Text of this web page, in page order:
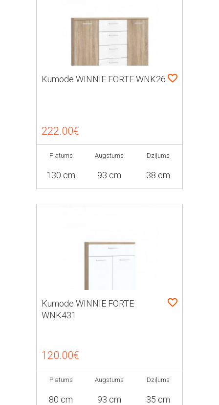
Kumode WINNIE FORTE WNK26
222.00€
Platums
130 cm
Augstums
93 cm
Dziļums
38 cm
Kumode WINNIE FORTE
WNK431
120.00€
Platums
80 cm
Augstums
93 cm
Dziļums
35 cm